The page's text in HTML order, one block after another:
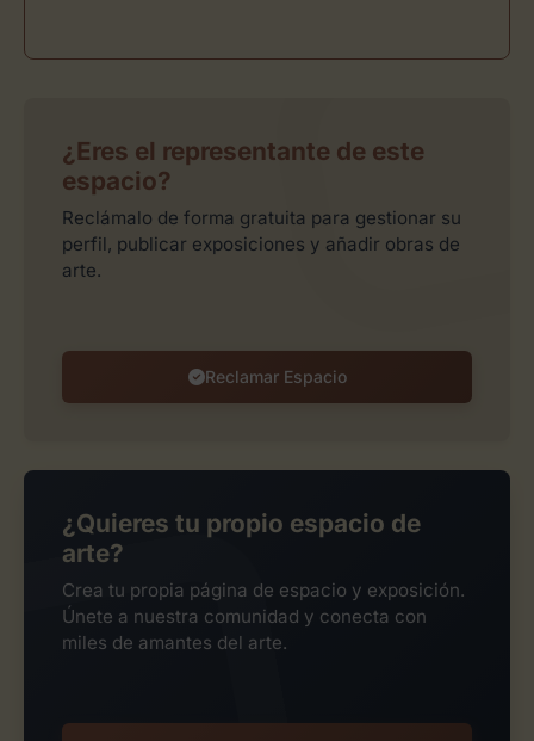
¿Eres el representante de este
espacio?
Reclámalo de forma gratuita para gestionar su
perfil, publicar exposiciones y añadir obras de
arte.
Reclamar Espacio
¿Quieres tu propio espacio de
arte?
Crea tu propia página de espacio y exposición.
Únete a nuestra comunidad y conecta con
miles de amantes del arte.